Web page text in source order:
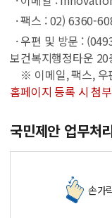
· 팩스 : 02) 6360-
· 우편 및 방문 :
보건복지행정타운
※ 이메일, 팩스, 우
홈페이지 등록 시 첨
국민제안 업무처
손가